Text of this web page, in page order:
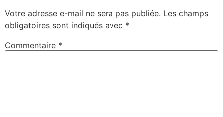
Votre adresse e-mail ne sera pas publiée. Les champs
obligatoires sont indiqués avec *
Commentaire *